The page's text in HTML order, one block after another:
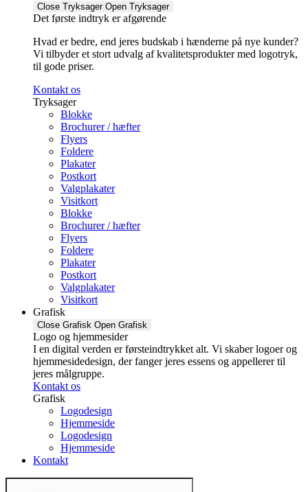
Close Tryksager Open Tryksager
Det første indtryk er afgørende
Hvad er bedre, end jeres budskab i hænderne på nye kunder?
Vi tilbyder et stort udvalg af kvalitetsprodukter med logotryk,
til gode priser.
Kontakt os
Tryksager
Blokke
Brochurer / hæfter
Flyers
Foldere
Plakater
Postkort
Valgplakater
Visitkort
Blokke
Brochurer / hæfter
Flyers
Foldere
Plakater
Postkort
Valgplakater
Visitkort
Grafisk
Close Grafisk Open Grafisk
Logo og hjemmesider
I en digital verden er førsteindtrykket alt. Vi skaber logoer og
hjemmesidedesign, der fanger jeres essens og appellerer til
jeres målgruppe.
Kontakt os
Grafisk
Logodesign
Hjemmeside
Logodesign
Hjemmeside
Kontakt
Products